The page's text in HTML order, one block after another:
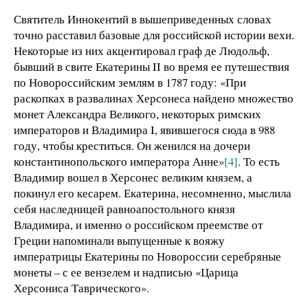
Святитель Иннокентий в вышеприведенных словах
точно расставил базовые для российской истории вехи.
Некоторые из них акцентировал граф де Людольф,
бывший в свите Екатерины II во время ее путешествия
по Новороссийским землям в 1787 году: «При
раскопках в развалинах Херсонеса найдено множество
монет Александра Великого, некоторых римских
императоров и Владимира I, явившегося сюда в 988
году, чтобы креститься. Он женился на дочери
константинопольского императора Анне»[4]. То есть
Владимир вошел в Херсонес великим князем, а
покинул его кесарем. Екатерина, несомненно, мыслила
себя наследницей равноапостольного князя
Владимира, и именно о российском преемстве от
Греции напоминали выпущенные к вояжу
императрицы Екатерины по Новороссии серебряные
монеты – с ее вензелем и надписью «Царица
Херсониса Таврического».